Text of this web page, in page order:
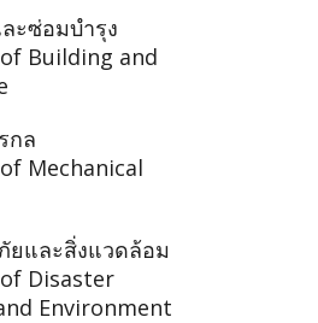
ะซ่อมบำรุง
Building and
กล
Mechanical
ยและสิ่งแวดล้อม
Disaster
Environment